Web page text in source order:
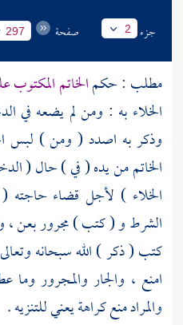
جزء 2 صفحة 297
مطلب : حكمالخاتم المكتوب
الخلاء به : ومن لم يضعه في
وذكر به اصدد ( ومن ) لبس
الخاتم من يده ( في ) حال (
الخلاء ) لأجل قضاء حاجته
الشرط و ( كتب ) مجرور بعن
كتب ( ذكر ) الله سبحانه
امنع ، والجار والمجرور
والمراد منع كراهة يعني للتنزيه .